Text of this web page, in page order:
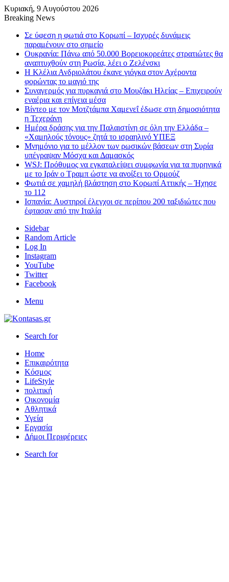
Κυριακή, 9 Αυγούστου 2026
Breaking News
Σε ύφεση η φωτιά στο Κορωπί – Ισχυρές δυνάμεις
παραμένουν στο σημείο
Ουκρανία: Πάνω από 50.000 Βορειοκορεάτες στρατιώτες θα
αναπτυχθούν στη Ρωσία, λέει ο Ζελένσκι
Η Κλέλια Ανδριολάτου έκανε γιόγκα στον Αχέροντα
φορώντας το μαγιό της
Συναγερμός για πυρκαγιά στο Μουζάκι Ηλείας – Επιχειρούν
εναέρια και επίγεια μέσα
Βίντεο με τον Μοτζτάμπα Χαμενεΐ έδωσε στη δημοσιότητα
η Τεχεράνη
Ημέρα δράσης για την Παλαιστίνη σε όλη την Ελλάδα –
«Χαμηλούς τόνους» ζητά το ισραηλινό ΥΠΕΞ
Μνημόνιο για το μέλλον των ρωσικών βάσεων στη Συρία
υπέγραψαν Μόσχα και Δαμασκός
WSJ: Πρόθυμος να εγκαταλείψει συμφωνία για τα πυρηνικά
με το Ιράν ο Τραμπ ώστε να ανοίξει το Ορμούζ
Φωτιά σε χαμηλή βλάστηση στο Κορωπί Αττικής – Ήχησε
το 112
Ισπανία: Aυστηροί έλεγχοι σε περίπου 200 ταξιδιώτες που
έφτασαν από την Ιταλία
Sidebar
Random Article
Log In
Instagram
YouTube
Twitter
Facebook
Menu
Search for
Home
Επικαιρότητα
Κόσμος
LifeStyle
πολιτική
Οικονομία
Αθλητικά
Υγεία
Εργασία
Δήμοι Περιφέρειες
Search for